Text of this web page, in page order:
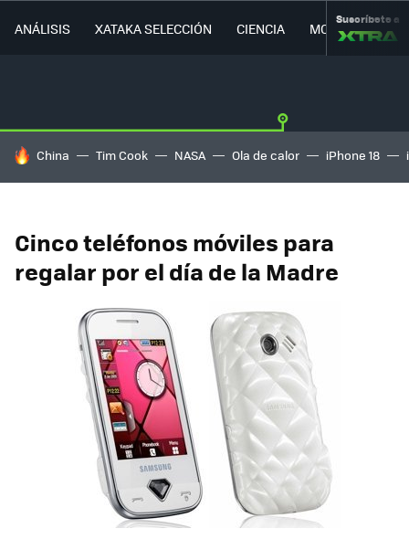
ANÁLISIS XATAKA SELECCIÓN CIENCIA MOVILIDAD
Suscríbete a
HOY SE HABLA DE
China Tim Cook NASA Ola de calor iPhone 18
Cinco teléfonos móviles para
regalar por el día de la Madre